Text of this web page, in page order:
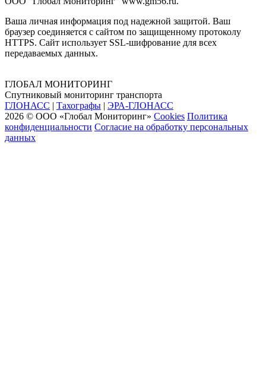
Ваша личная информация под надежной защитой. Ваш
браузер соединяется с сайтом по защищенному протоколу
HTTPS. Сайт использует SSL-шифрование для всех
передаваемых данных.
ГЛОБАЛ МОНИТОРИНГ
Спутниковый мониторинг транспорта
ГЛОНАСС | Тахографы | ЭРА-ГЛОНАСС
2026 © ООО «Глобал Мониторинг» Cookies Политика
конфиденциальности Согласие на обработку персональных
данных